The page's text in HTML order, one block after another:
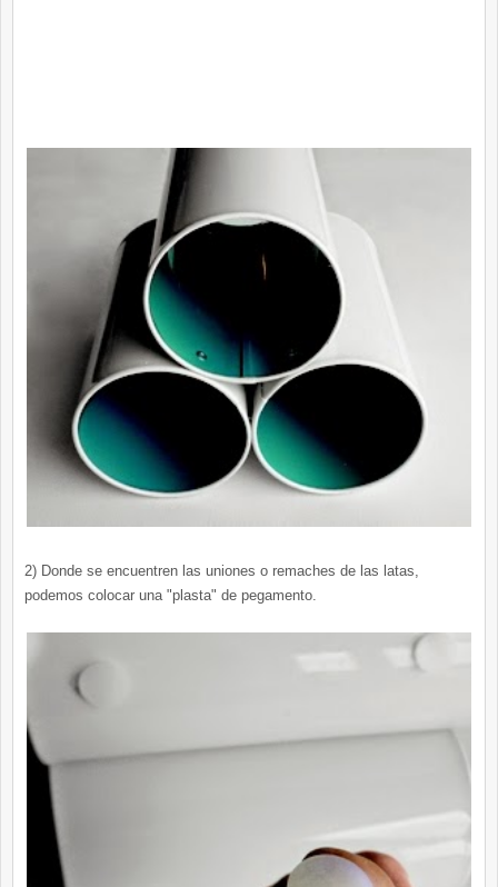
2) Donde se encuentren las uniones o remaches de las latas,
podemos colocar una "plasta" de pegamento.